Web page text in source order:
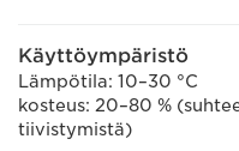
Käyttöympäristö
Lämpötila: 10–30 °C
kosteus: 20–80 %
tiivistymistä)